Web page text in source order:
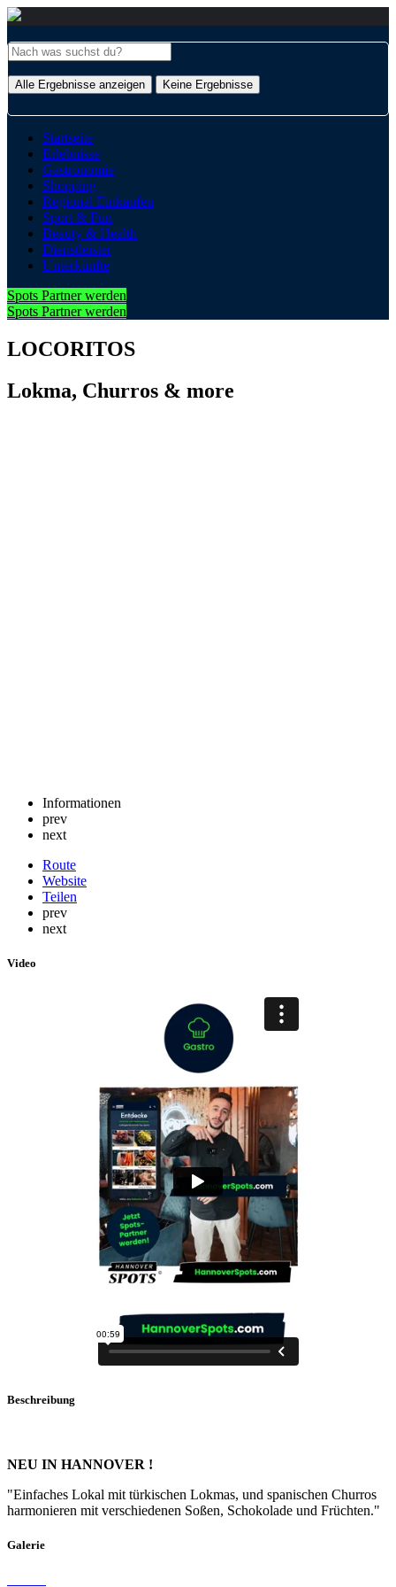
Alle Ergebnisse anzeigen Keine Ergebnisse
Startseite
Erlebnisse
Gastronomie
Shopping
Regional Einkaufen
Sport & Fun
Beauty & Health
Dienstleister
Unterkünfte
Spots Partner werden
Spots Partner werden
LOCORITOS
Lokma, Churros & more
Informationen
prev
next
Route
Website
Teilen
prev
next
Video
Beschreibung
NEU IN HANNOVER !
"Einfaches Lokal mit türkischen Lokmas, und spanischen Churros
harmonieren mit verschiedenen Soßen, Schokolade und Früchten."
Galerie